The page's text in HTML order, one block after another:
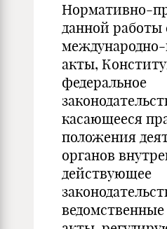
Нормативно-
данной работы
акты,
федеральное
касающееся
положения
органов
действующее